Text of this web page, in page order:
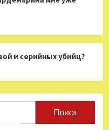
и серийных убийц?